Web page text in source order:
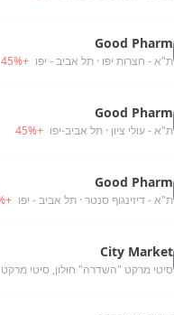
Good Pharm
ת"א - חצרות יפו · תל אביב - יפו +
45%
Good Pharm
ת"א - עולי ציון · תל אביב-יפו +
45%
Good Pharm
ת"א - דיזינגוף סנטר · תל אביב - יפו +
City Market
סיטי מרקט "השדרה" חולון, סיטי